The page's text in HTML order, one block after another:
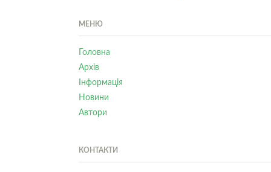
МЕНЮ
Головна
Архів
Інформація
Новини
Автори
КОНТАКТИ